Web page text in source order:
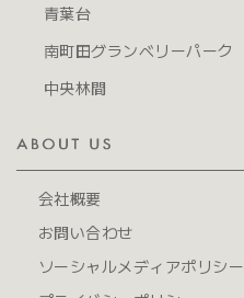
青葉台
南町田グランベリーパーク
中央林間
会社概要
お問い合わせ
ソーシャルメディアポリシー